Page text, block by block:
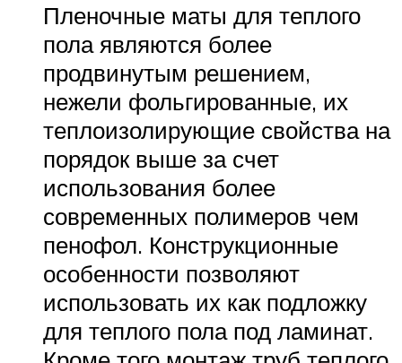
Пленочные маты для теплого
пола являются более
продвинутым решением,
нежели фольгированные, их
теплоизолирующие свойства на
порядок выше за счет
использования более
современных полимеров чем
пенофол. Конструкционные
особенности позволяют
использовать их как подложку
для теплого пола под ламинат.